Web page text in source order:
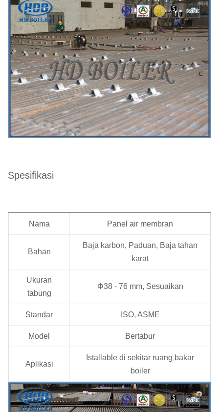
Spesifikasi
Nama Panel air membran
Bahan
Baja karbon, Paduan, Baja tahan
karat
Ukuran
tabung
Φ38 - 76 mm, Sesuaikan
Standar ISO, ASME
Model Bertabur
Aplikasi
Istallable di sekitar ruang bakar
boiler